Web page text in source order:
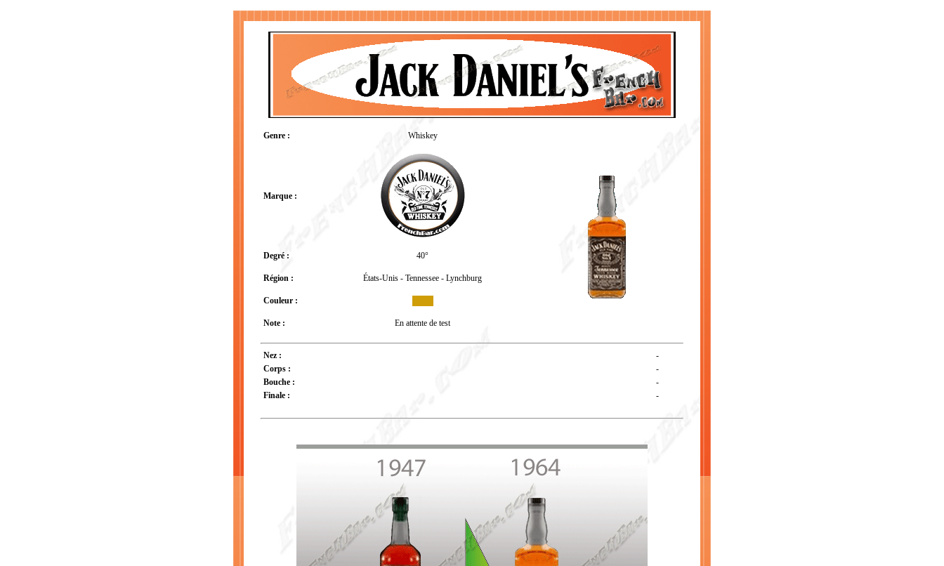
Genre : Whiskey
Marque :
Degré : 40°
Région : États-Unis - Tennessee - Lynchburg
Couleur :
Note : En attente de test
Nez :
-
Corps :
-
Bouche :
-
Finale :
-